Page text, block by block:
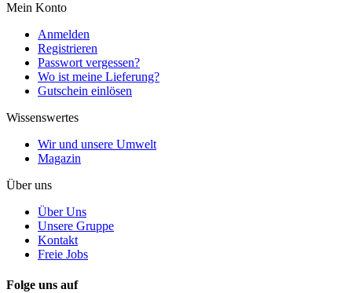
Mein Konto
Anmelden
Registrieren
Passwort vergessen?
Wo ist meine Lieferung?
Gutschein einlösen
Wissenswertes
Wir und unsere Umwelt
Magazin
Über uns
Über Uns
Unsere Gruppe
Kontakt
Freie Jobs
Folge uns auf